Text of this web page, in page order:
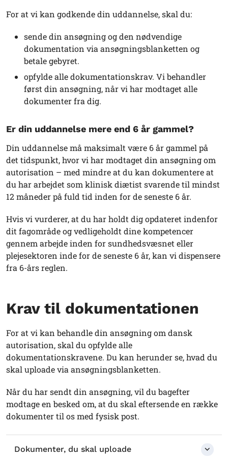
For at vi kan godkende din uddannelse, skal du:
sende din ansøgning og den nødvendige
dokumentation via ansøgningsblanketten og
betale gebyret.
opfylde alle dokumentationskrav. Vi behandler
først din ansøgning, når vi har modtaget alle
dokumenter fra dig.
Er din uddannelse mere end 6 år gammel?
Din uddannelse må maksimalt være 6 år gammel på
det tidspunkt, hvor vi har modtaget din ansøgning om
autorisation – med mindre at du kan dokumentere at
du har arbejdet som klinisk diætist svarende til mindst
12 måneder på fuld tid inden for de seneste 6 år.
Hvis vi vurderer, at du har holdt dig opdateret indenfor
dit fagområde og vedligeholdt dine kompetencer
gennem arbejde inden for sundhedsvæsnet eller
plejesektoren inde for de seneste 6 år, kan vi dispensere
fra 6-års reglen.
Krav til dokumentationen
For at vi kan behandle din ansøgning om dansk
autorisation, skal du opfylde alle
dokumentationskravene. Du kan herunder se, hvad du
skal uploadevia ansøgningsblanketten.
Når du har sendt din ansøgning, vil du bagefter
modtage en besked om, at du skal eftersende en række
dokumenter til os med fysisk post.
Dokumenter, du skal uploade